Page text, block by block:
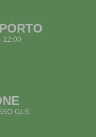
12:00
GLS